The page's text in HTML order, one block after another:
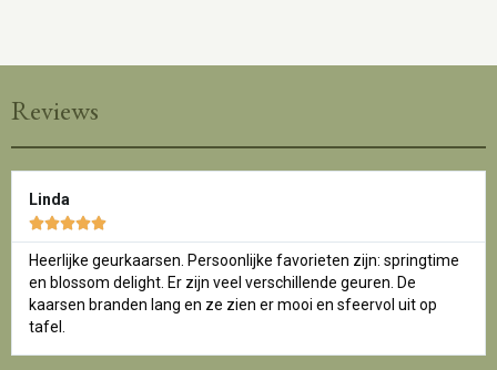
Reviews
Linda

Heerlijke geurkaarsen. Persoonlijke favorieten zijn: springtime
en blossom delight. Er zijn veel verschillende geuren. De
kaarsen branden lang en ze zien er mooi en sfeervol uit op
tafel.